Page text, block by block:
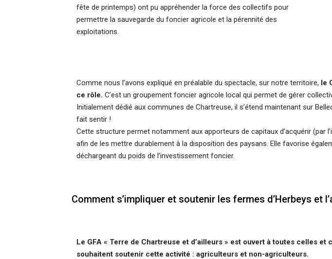
fête de printemps) ont pu appréhender la force des collectifs pour
permettre la sauvegarde du foncier agricole et la pérennité des
exploitations.
Comme nous l’avons expliqué en préalable du spectacle, sur notre territoire, le
ce rôle. C’est un groupement foncier agricole local qui permet de gérer
Initialement dédié aux communes de Chartreuse, il s’étend maintenant sur
fait sentir !
Cette structure permet notamment aux apporteurs de capitaux d’acquérir (par
afin de les mettre durablement à la disposition des paysans. Elle favorise
déchargeant du poids de l’investissement foncier.
Comment s’impliquer et soutenir les fermes d’Herbeys et
Le GFA « Terre de Chartreuse et d’ailleurs » est ouvert à toutes celles et
souhaitent soutenir cette activité : agriculteurs et non-agriculteurs.